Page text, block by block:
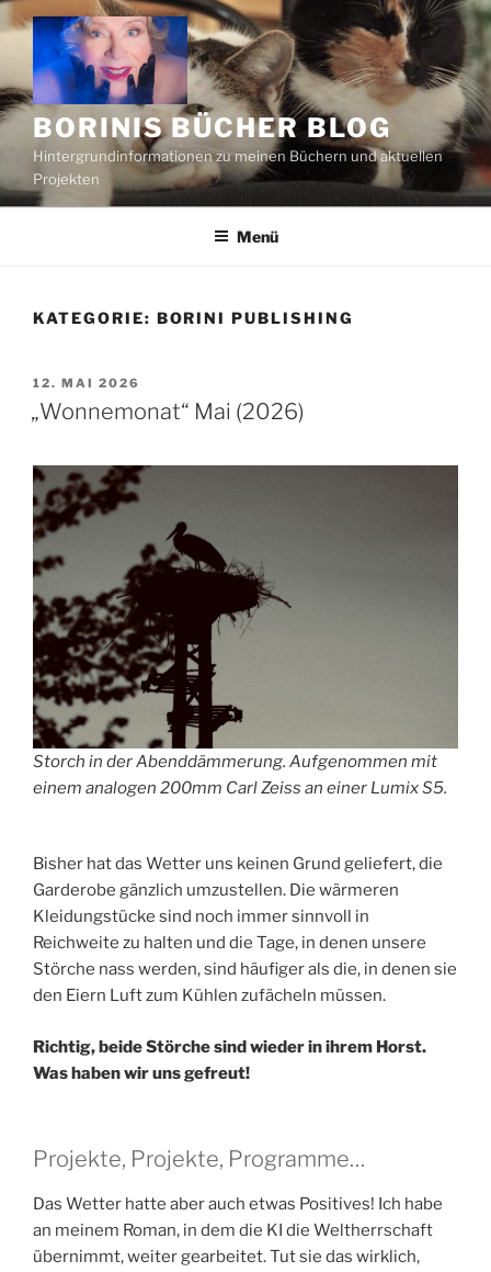
Zum
Inhalt
springen
BORINIS BÜCHER BLOG
Hintergrundinformationen zu meinen Büchern und aktuellen
Projekten
Menü
KATEGORIE: BORINI PUBLISHING
VERÖFFENTLICHT
AM
12. MAI 2026
„Wonnemonat“ Mai (2026)
Storch in der Abenddämmerung. Aufgenommen mit
einem analogen 200mm Carl Zeiss an einer Lumix S5.
Bisher hat das Wetter uns keinen Grund geliefert, die
Garderobe gänzlich umzustellen. Die wärmeren
Kleidungstücke sind noch immer sinnvoll in
Reichweite zu halten und die Tage, in denen unsere
Störche nass werden, sind häufiger als die, in denen sie
den Eiern Luft zum Kühlen zufächeln müssen.
Richtig, beide Störche sind wieder in ihrem Horst.
Was haben wir uns gefreut!
Projekte, Projekte, Programme…
Das Wetter hatte aber auch etwas Positives! Ich habe
an meinem Roman, in dem die KI die Weltherrschaft
übernimmt, weiter gearbeitet. Tut sie das wirklich,